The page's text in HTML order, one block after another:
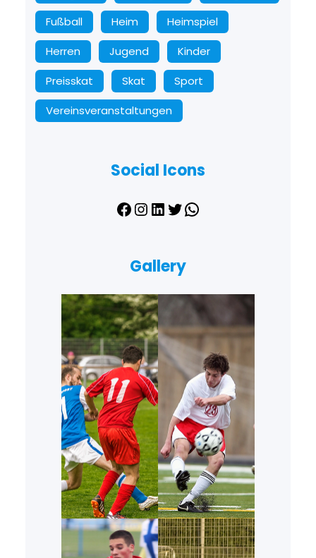
Fußball
Heim
Heimspiel
Herren
Jugend
Kinder
Preisskat
Skat
Sport
Vereinsveranstaltungen
Social Icons
Facebook InstagramLinkedIn Twitter WhatsApp
Gallery